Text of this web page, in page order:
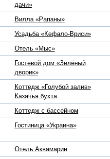
дачи»
Вилла «Рапаны»
Усадьба «Кефало-Вриси»
Отель «Мыс»
Гостевой дом «Зелёный
дворик»
Коттедж «Голубой залив»
Казачья бухта
Коттедж с бассейном
Гостиница «Украина»
Отель Аквамарин